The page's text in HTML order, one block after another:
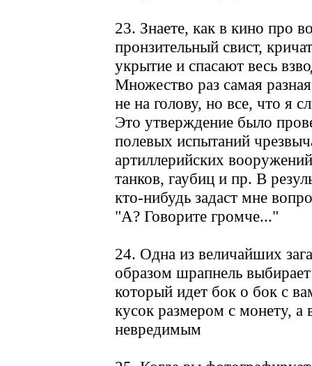
23. Знаете, как в кино про
пронзительный свист,
укрытие и спасают весь
Множество раз самая
не на голову, но все, что я
Это утверждение было
полевых испытаний
артиллерийских
танков, гаубиц и пр. В
кто-нибудь задаст мне
"А? Говорите громче..."
24. Одна из величайших
образом шрапнель
который идет бок о бок с
кусок размером с монету, а
невредимым